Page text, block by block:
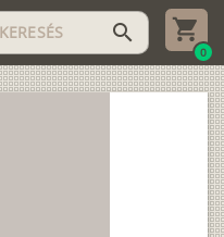
search
0